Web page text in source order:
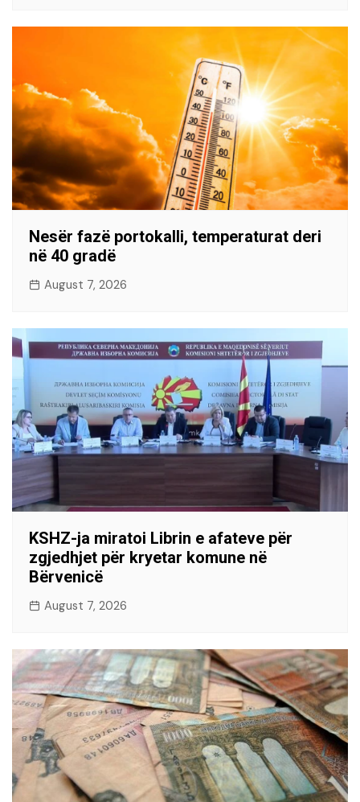
Nesër fazë portokalli, temperaturat deri
në 40 gradë
August 7, 2026
KSHZ-ja miratoi Librin e afateve për
zgjedhjet për kryetar komune në
Bërvenicë
August 7, 2026